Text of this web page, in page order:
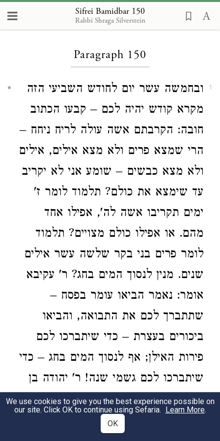
Sifrei Bamidbar 150
Rabbi Shraga Silverstein
Loading...
Paragraph 150
1
ובחמשה עשר יום לחודש השביעי הזה
מקרא קודש יהיה לכם – קבעו הכתוב
חובה: הקרבתם אשה עולה לריח ניחח –
הרי שמצא פרים ולא מצא אילים, אילים
ולא מצא כבשים – שומע אני לא יקריב
עד שימצא את כולם? תלמוד לומר ז'
ימים תקריבו אשה לה', אפילו אחד
מהם. או אפילו כולם מצויים? תלמוד
לומר פרים בני בקר שלשה עשר אילים
שנים. מנין לנסוך המים בחג? ר' עקיבא
אומר: נאמר הביאו עומר בפסח –
שתתברך לכם את התבואה, והביאו
ביכורים בעצרת – כדי שיתברכו לכם
פירות האילן; אף לנסוך המים בחג – כדי
שיתברכו לכם גשמי שנה! ר' יהודה בן
בתירה אומר: נאמר בשני ונסכיהם,
ונאמר בששי ונסכיה, ונאמר בשביעי
We use cookies to give you the best experience possible on
our site. Click OK to continue using Sefaria. Learn More.
OK